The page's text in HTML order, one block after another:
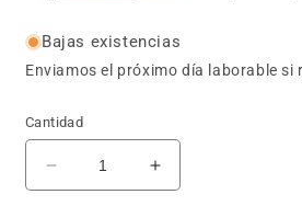
Bajas existencias
Enviamos el próximo día laborable si
Cantidad
Reducir cantidad para
Aumentar